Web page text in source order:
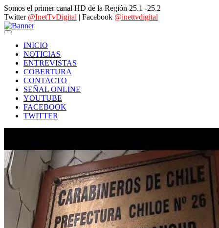
Somos el primer canal HD de la Región 25.1 -25.2
Twitter @InetTvDigital | Facebook @inettvdigital
INICIO
NOTICIAS
ENTREVISTAS
COBERTURA
CONTACTO
SEÑAL ONLINE
YOUTUBE
FACEBOOK
TWITTER